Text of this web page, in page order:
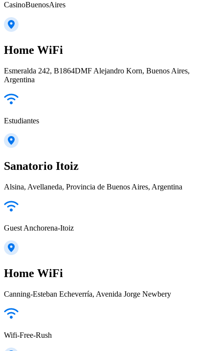
CasinoBuenosAires
Home WiFi
Esmeralda 242, B1864DMF Alejandro Korn, Buenos Aires,
Argentina
Estudiantes
Sanatorio Itoiz
Alsina, Avellaneda, Provincia de Buenos Aires, Argentina
Guest Anchorena-Itoiz
Home WiFi
Canning-Esteban Echeverría, Avenida Jorge Newbery
Wifi-Free-Rush